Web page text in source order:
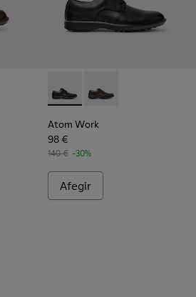
- Sabates de pell marrons per a
035 - Sabates de pell negra per
Atom Work - 18637-035 -
Atom Work - 18637-
Atom Work
98 €
140 € -30%
Afegir